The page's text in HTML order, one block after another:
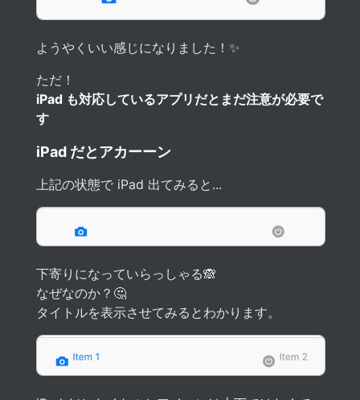
ようやくいい感じになりました！✨
ただ！
iPad も対応しているアプリだとまだ注意が必要で
す
iPad だとアカーーン
上記の状態で iPad 出てみると...
下寄りになっていらっしゃる🙈
なぜなのか？🤔
タイトルを表示させてみるとわかります。